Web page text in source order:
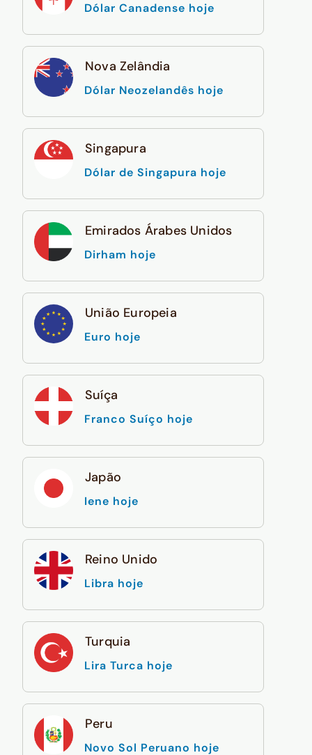
Dólar Canadense hoje
Nova Zelândia
Dólar Neozelandês hoje
Singapura
Dólar de Singapura hoje
Emirados Árabes Unidos
Dirham hoje
União Europeia
Euro hoje
Suíça
Franco Suíço hoje
Japão
Iene hoje
Reino Unido
Libra hoje
Turquia
Lira Turca hoje
Peru
Novo Sol Peruano hoje